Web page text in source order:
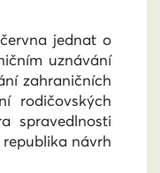
jednat o
uznávání
zahraničních
rodičovských
spravedlnosti
republika návrh